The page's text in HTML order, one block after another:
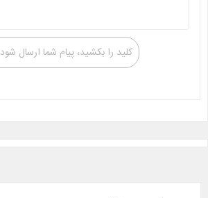
کلید را بکشید، پیام شما ارسال شود